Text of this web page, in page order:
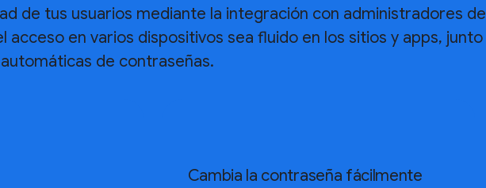
de tus usuarios mediante la integración con administradores de
acceso en varios dispositivos sea fluido en los sitios y apps, junto
de contraseñas.
Cambia la contraseña fácilmente